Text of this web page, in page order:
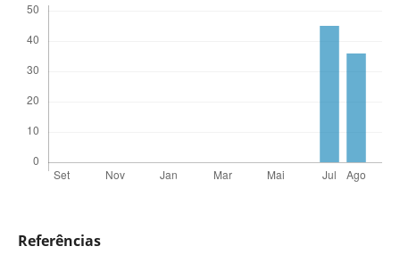
Referências